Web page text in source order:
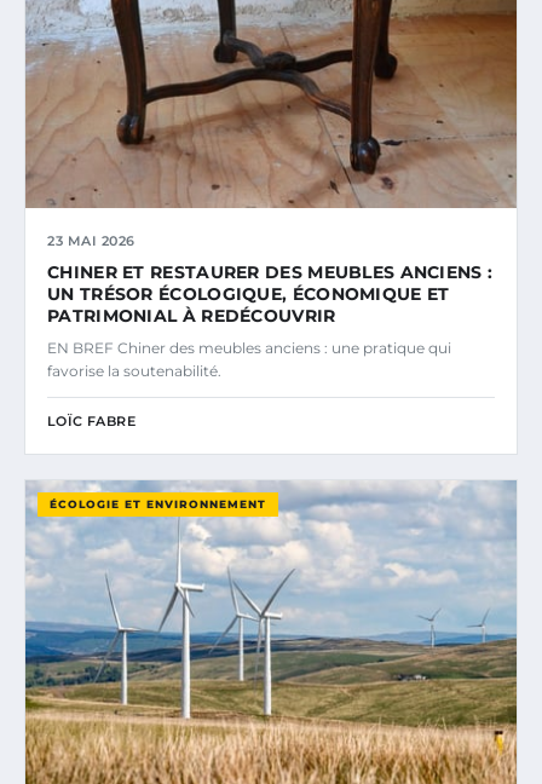
23 MAI 2026
CHINER ET RESTAURER DES MEUBLES ANCIENS :
UN TRÉSOR ÉCOLOGIQUE, ÉCONOMIQUE ET
PATRIMONIAL À REDÉCOUVRIR
EN BREF Chiner des meubles anciens : une pratique qui
favorise la soutenabilité.
LOÏC FABRE
ÉCOLOGIE ET ENVIRONNEMENT